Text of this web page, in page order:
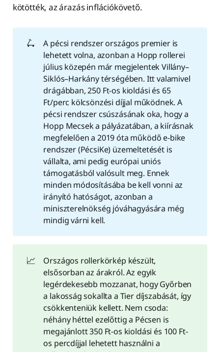
kötötték, az árazás inflációkövető.
🛴
A pécsi rendszer országos premier is
lehetett volna, azonban a Hopp rollerei
július közepén már megjelentek Villány–
Siklós–Harkány térségében. Itt valamivel
drágábban, 250 Ft-os kioldási és 65
Ft/perc kölcsönzési díjjal működnek. A
pécsi rendszer csúszásának oka, hogy a
Hopp Mecsek a pályázatában, a kiírásnak
megfelelően a 2019 óta működő e-bike
rendszer (PécsiKe) üzemeltetését is
vállalta, ami pedig európai uniós
támogatásból valósult meg. Ennek
minden módosításába be kell vonni az
irányító hatóságot, azonban a
miniszterelnökség jóváhagyására még
mindig várni kell.
📈
Országos rollerkörkép készült,
elsősorban az árakról. Az egyik
legérdekesebb mozzanat, hogy Győrben
a lakosság sokallta a Tier díjszabását, így
csökkenteniük kellett. Nem csoda:
néhány héttel ezelőttig a Pécsen is
megajánlott 350 Ft-os kioldási és 100 Ft-
os percdíjjal lehetett használni a